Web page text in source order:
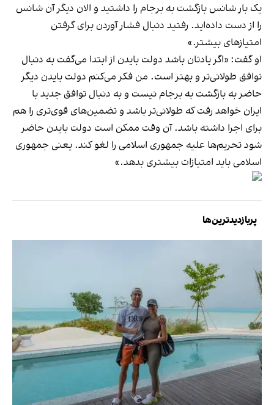
یک بار شانس بازگشت به برجام را داشتید و الان دیگر آن شانس
را از دست داده‌اید. رفتید دنبال فشار آوردن برای گرفتن
امتیازهای بیشتر.»
او گفت: «اگر یادتان باشد دولت بایدن از ابتدا می‌گفت به دنبال
توافق طولانی‌تر و بهتر است. من فکر می‌کنم دولت بایدن دیگر
حاضر به بازگشت به برجام نیست و به دنبال توافق جدید با
ایران خواهد رفت که طولانی‌تر باشد و تضمین‌های قوی‌تری را هم
برای اجرا داشته باشد. آن وقت ممکن است دولت بایدن حاضر
شود تحریم‌ها علیه جمهوری اسلامی را لغو کند. یعنی جمهوری
اسلامی باید امتیازات بیشتری بدهد.»
پربازدیدترین‌ها